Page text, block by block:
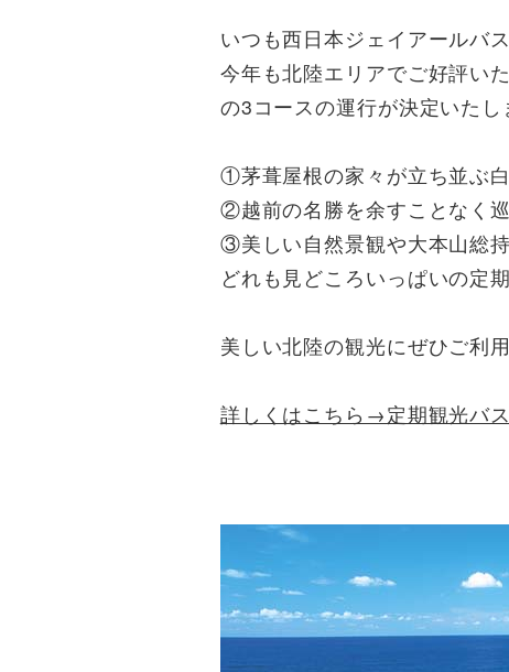
いつも西日本ジェイアールバ
今年も北陸エリアでご好評い
の3コースの運行が決定いたし
①茅葺屋根の家々が立ち並ぶ
②越前の名勝を余すことなく
③美しい自然景観や大本山総
どれも見どころいっぱいの定
美しい北陸の観光にぜひご利
詳しくはこちら→定期観光バス